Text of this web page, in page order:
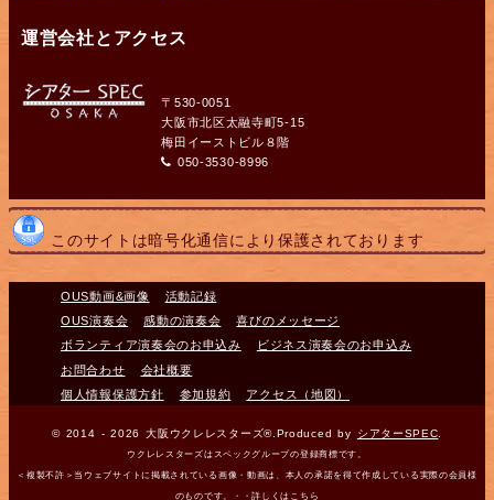
運営会社とアクセス
〒530-0051
大阪市北区太融寺町5-15
梅田イーストビル８階
050-3530-8996
このサイトは暗号化通信により保護されております
OUS動画&画像
活動記録
OUS演奏会
感動の演奏会
喜びのメッセージ
ボランティア演奏会のお申込み
ビジネス演奏会のお申込み
お問合わせ
会社概要
個人情報保護方針
参加規約 アクセス（地図）
© 2014 - 2026 大阪ウクレレスターズ®.Produced by シアターSPEC
ウクレレスターズはスペックグループの登録商標です。
＜複製不許＞当ウェブサイトに掲載されている画像・動画は、本人の承諾を得て作成している実際の会員様
のものです。・・詳しくはこちら